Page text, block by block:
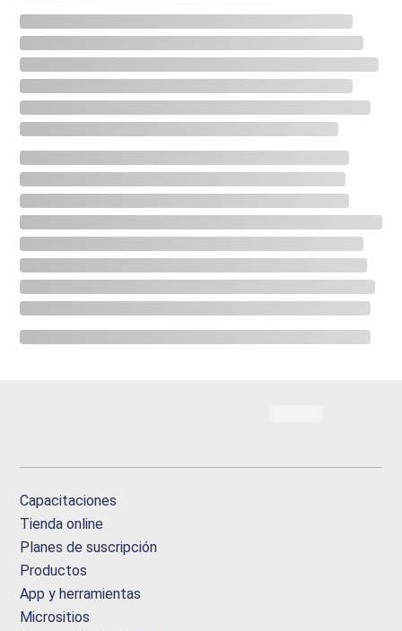
Capacitaciones
Tienda online
Planes de suscripción
Productos
App y herramientas
Micrositios